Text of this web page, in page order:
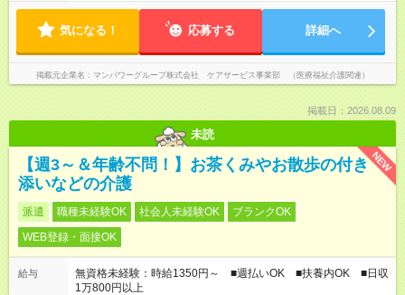
気になる！ 応募する 詳細へ
掲載元企業名 マンパワーグループ株式会社 ケアサービス事業部 （医療福祉介護関連）
掲載日：2026.08.09
未読
NEW
【週3～＆年齢不問！】お茶くみやお散歩の付き
添いなどの介護
派遣 職種未経験OK 社会人未経験OK
ブランクOK
WEB登録・面接OK
給与
無資格未経験：時給1350円～ ■週払いOK ■扶養内OK ■日収
1万800円以上